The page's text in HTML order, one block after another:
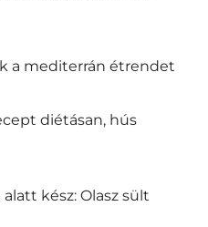
a mediterrán étrendet
diétásan, hús
alatt kész: Olasz sült